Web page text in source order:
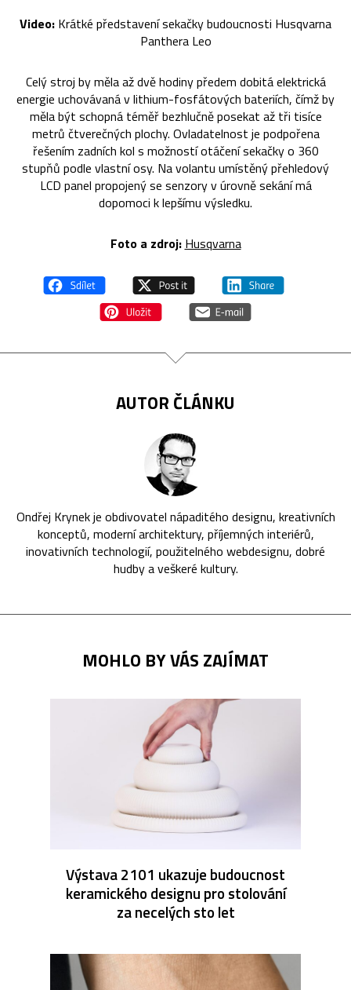
Video: Krátké představení sekačky budoucnosti Husqvarna
Panthera Leo
Celý stroj by měla až dvě hodiny předem dobitá elektrická
energie uchovávaná v lithium-fosfátových bateriích, čímž by
měla být schopná téměř bezhlučně posekat až tři tisíce
metrů čtverečných plochy. Ovladatelnost je podpořena
řešením zadních kol s možností otáčení sekačky o 360
stupňů podle vlastní osy. Na volantu umístěný přehledový
LCD panel propojený se senzory v úrovně sekání má
dopomoci k lepšímu výsledku.
Foto a zdroj: Husqvarna
AUTOR ČLÁNKU
Ondřej Krynek je obdivovatel nápaditého designu, kreativních
konceptů, moderní architektury, příjemných interiérů,
inovativních technologií, použitelného webdesignu, dobré
hudby a veškeré kultury.
MOHLO BY VÁS ZAJÍMAT
Výstava 2101 ukazuje budoucnost
keramického designu pro stolování
za necelých sto let